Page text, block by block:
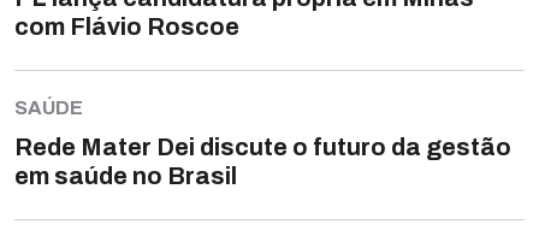
com Flávio Roscoe
SAÚDE
Rede Mater Dei discute o futuro da gestão
em saúde no Brasil